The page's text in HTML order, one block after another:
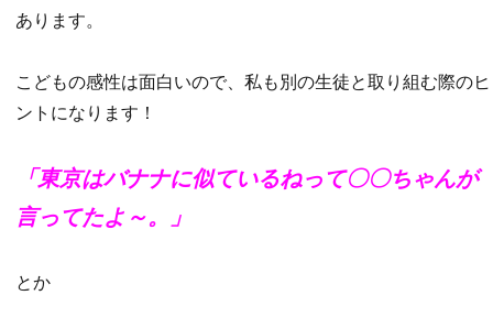
あります。
こどもの感性は面白いので、私も別の生徒と取り組む際のヒ
ントになります！
「東京はバナナに似ているねって〇〇ちゃんが
言ってたよ～。」
とか